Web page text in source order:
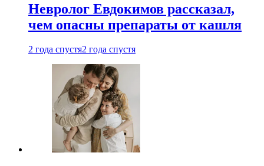
Невролог Евдокимов рассказал,
чем опасны препараты от кашля
2 года спустя2 года спустя